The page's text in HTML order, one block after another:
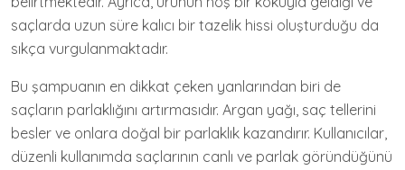
saçlarda uzun süre kalıcı bir tazelik hissi oluşturduğu da
sıkça vurgulanmaktadır.
Bu şampuanın en dikkat çeken yanlarından biri de
saçların parlaklığını artırmasıdır. Argan yağı, saç tellerini
besler ve onlara doğal bir parlaklık kazandırır. Kullanıcılar,
düzenli kullanımda saçlarının canlı ve parlak göründüğünü